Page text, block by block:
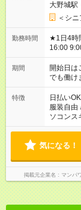
大野城駅
＜シ
勤務時間
★1日4時間～の時
16:00 9:00
場合、他
ん ※法令
となりま
短時間・
期間
開始日
でも働け
特徴 日払いOK
服装自由
ソコンス
気になる！
掲載元企業名 マンパ